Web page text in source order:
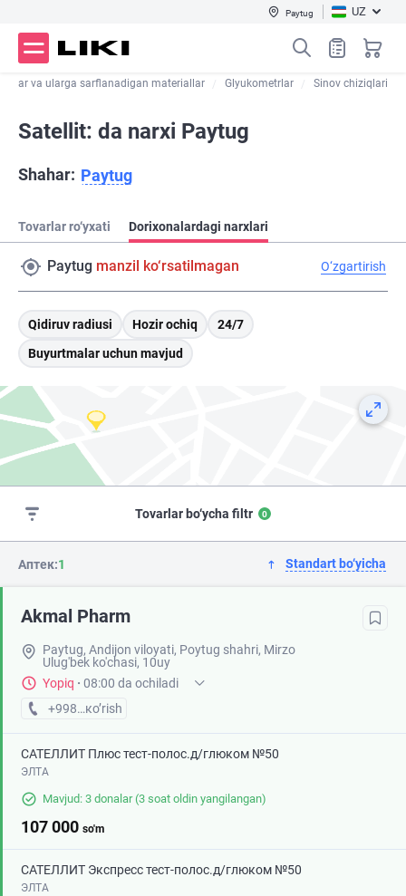
Paytug UZ
va ularga sarflanadigan materiallar Glyukometrlar Sinov chiziqlari
Satellit: da narxi Paytug
Shahar: Paytug
Tovarlar ro‘yxati Dorixonalardagi narxlari
Paytug manzil ko‘rsatilmagan O‘zgartirish
Qidiruv radiusi Hozir ochiq
24/7
Buyurtmalar uchun mavjud
Tovarlar bo‘ycha filtr 0
Аптек:1 Standart bo‘yicha
Akmal Pharm
Paytug, Andijon viloyati, Poytug shahri, Mirzo
Ulug'bek ko'chasi, 10uy
Yopiq · 08:00 da ochiladi
+998 (90) XXX-XX-XX
кo’rish
САТЕЛЛИТ Плюс тест-полос.д/глюком №50
ЭЛТА
Mavjud: 3 donalar(3 soat oldin yangilangan)
107 000 so'm
САТЕЛЛИТ Экспресс тест-полос.д/глюком №50
ЭЛТА